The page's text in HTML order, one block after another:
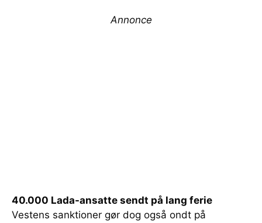
Annonce
40.000 Lada-ansatte sendt på lang ferie
Vestens sanktioner gør dog også ondt på